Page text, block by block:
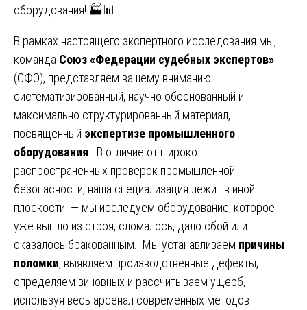
оборудования! 🏭📊
В рамках настоящего экспертного исследования мы,
команда Союз «Федерации судебных экспертов»
(СФЭ), представляем вашему вниманию
систематизированный, научно обоснованный и
максимально структурированный материал,
посвященный экспертизе промышленного
оборудования . В отличие от широко
распространенных проверок промышленной
безопасности, наша специализация лежит в иной
плоскости — мы исследуем оборудование, которое
уже вышло из строя, сломалось, дало сбой или
оказалось бракованным. Мы устанавливаем причины
поломки, выявляем производственные дефекты,
определяем виновных и рассчитываем ущерб,
используя весь арсенал современных методов